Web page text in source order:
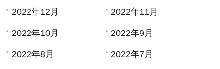
2022年12月 2022年11月
2022年10月 2022年9月
2022年8月 2022年7月